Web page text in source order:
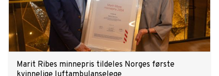
Marit Ribes minnepris tildeles Norges første